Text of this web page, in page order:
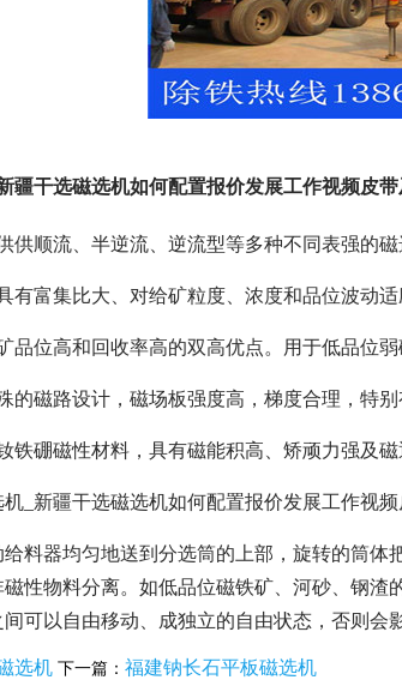
疆干选磁选机如何配置报价发展工作视频皮
供顺流、半逆流、逆流型等多种不同表强的
有富集比大、对给矿粒度、浓度和品位波动
品位高和回收率高的双高优点。用于低品位
的磁路设计，磁场板强度高，梯度合理，特别
铁硼磁性材料，具有磁能积高、矫顽力强及
_新疆干选磁选机如何配置报价发展工作视
料器均匀地送到分选筒的上部，旋转的筒
性物料分离。如低品位磁铁矿、河砂、钢
可以自由移动、成独立的自由状态，否则会
选机 下一篇： 福建钠长石平板磁选机